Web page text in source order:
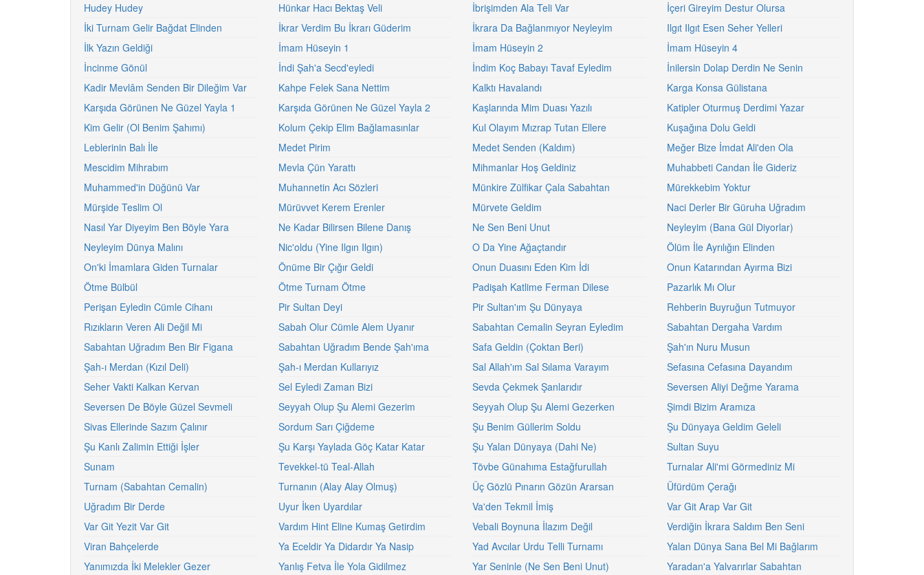
Hudey Hudey
Hünkar Hacı Bektaş Veli İbrişimden Ala Teli Var
İçeri Gireyim Destur Olursa
İki Turnam Gelir Bağdat Elinden
İkrar Verdim Bu İkrarı Güderim İkrara Da Bağlanmıyor Neyleyim
Ilgıt Ilgıt Esen Seher Yelleri
İlk Yazın Geldiği
İmam Hüseyin 1 İmam Hüseyin 2
İmam Hüseyin 4
İncinme Gönül
İndi Şah'a Secd'eyledi İndim Koç Babayı Tavaf Eyledim
İnilersin Dolap Derdin Ne Senin
Kadir Mevlâm Senden Bir Dileğim Var
Kahpe Felek Sana Nettim Kalktı Havalandı
Karga Konsa Gülistana
Karşıda Görünen Ne Güzel Yayla 1
Karşıda Görünen Ne Güzel Yayla 2 Kaşlarında Mim Duası Yazılı
Katipler Oturmuş Derdimi Yazar
Kim Gelir (Ol Benim Şahımı)
Kolum Çekip Elim Bağlamasınlar Kul Olayım Mızrap Tutan Ellere
Kuşağına Dolu Geldi
Leblerinin Balı İle
Medet Pirim Medet Senden (Kaldım)
Meğer Bize İmdat Ali'den Ola
Mescidim Mihrabım
Mevla Çün Yarattı Mihmanlar Hoş Geldiniz
Muhabbeti Candan İle Gideriz
Muhammed'in Düğünü Var
Muhannetin Acı Sözleri Münkire Zülfikar Çala Sabahtan
Mürekkebim Yoktur
Mürşide Teslim Ol
Mürüvvet Kerem Erenler Mürvete Geldim
Naci Derler Bir Güruha Uğradım
Nasıl Yar Diyeyim Ben Böyle Yara
Ne Kadar Bilirsen Bilene Danış Ne Sen Beni Unut
Neyleyim (Bana Gül Diyorlar)
Neyleyim Dünya Malını
Nic'oldu (Yine Ilgın Ilgın) O Da Yine Ağaçtandır
Ölüm İle Ayrılığın Elinden
On'ki İmamlara Giden Turnalar
Önüme Bir Çığır Geldi Onun Duasını Eden Kim İdi
Onun Katarından Ayırma Bizi
Ötme Bülbül
Ötme Turnam Ötme Padişah Katlime Ferman Dilese
Pazarlık Mı Olur
Perişan Eyledin Cümle Cihanı
Pir Sultan Deyi Pir Sultan'ım Şu Dünyaya
Rehberin Buyruğun Tutmuyor
Rızıkların Veren Ali Değil Mi
Sabah Olur Cümle Alem Uyanır Sabahtan Cemalin Seyran Eyledim
Sabahtan Dergaha Vardım
Sabahtan Uğradım Ben Bir Figana
Sabahtan Uğradım Bende Şah'ıma Safa Geldin (Çoktan Beri)
Şah'ın Nuru Musun
Şah-ı Merdan (Kızıl Deli)
Şah-ı Merdan Kullarıyız Sal Allah'ım Sal Sılama Varayım
Sefasına Cefasına Dayandım
Seher Vakti Kalkan Kervan
Sel Eyledi Zaman Bizi Sevda Çekmek Şanlarıdır
Seversen Aliyi Değme Yarama
Seversen De Böyle Güzel Sevmeli
Seyyah Olup Şu Alemi Gezerim Seyyah Olup Şu Alemi Gezerken
Şimdi Bizim Aramıza
Sivas Ellerinde Sazım Çalınır
Sordum Sarı Çiğdeme Şu Benim Güllerim Soldu
Şu Dünyaya Geldim Geleli
Şu Kanlı Zalimin Ettiği İşler
Şu Karşı Yaylada Göç Katar Katar Şu Yalan Dünyaya (Dahi Ne)
Sultan Suyu
Sunam
Tevekkel-tü Teal-Allah Tövbe Günahıma Estağfurullah
Turnalar Ali'mi Görmediniz Mi
Turnam (Sabahtan Cemalin)
Turnanın (Alay Alay Olmuş) Üç Gözlü Pınarın Gözün Ararsan
Üfürdüm Çerağı
Uğradım Bir Derde
Uyur İken Uyardılar Va'den Tekmil İmiş
Var Git Arap Var Git
Var Git Yezit Var Git
Vardım Hint Eline Kumaş Getirdim Vebali Boynuna İlazım Değil
Verdiğin İkrara Saldım Ben Seni
Viran Bahçelerde
Ya Eceldir Ya Didardır Ya Nasip Yad Avcılar Urdu Telli Turnamı
Yalan Dünya Sana Bel Mi Bağlarım
Yanımızda İki Melekler Gezer
Yanlış Fetva İle Yola Gidilmez Yar Seninle (Ne Sen Beni Unut) Yaradan'a Yalvarırlar Sabahtan